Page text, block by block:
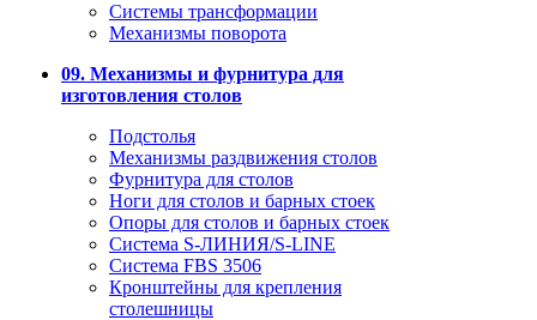
Системы трансформации
Механизмы поворота
09. Механизмы и фурнитура для
изготовления столов
Подстолья
Механизмы раздвижения столов
Фурнитура для столов
Ноги для столов и барных стоек
Опоры для столов и барных стоек
Система S-ЛИНИЯ/S-LINE
Система FBS 3506
Кронштейны для крепления
столешницы